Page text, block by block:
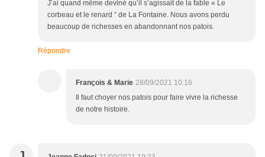
J’ai quand même deviné qu’il s’agissait de la fable « Le
corbeau et le renard “ de La Fontaine. Nous avons perdu
beaucoup de richesses en abandonnant nos patois.
Répondre
François & Marie 28/09/2021 10:16
Il faut choyer nos patois pour faire vivre la richesse
de notre histoire.